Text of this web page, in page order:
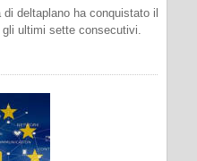
deltaplano ha conquistato il
ultimi sette consecutivi.